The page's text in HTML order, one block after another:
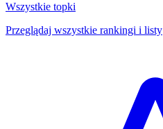
Wszystkie topki
Przeglądaj wszystkie rankingi i listy